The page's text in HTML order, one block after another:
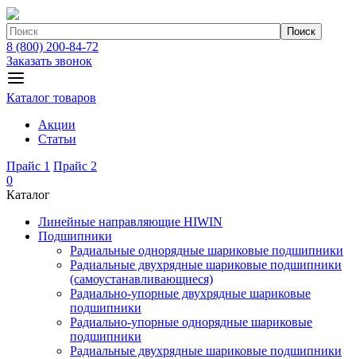
Поиск
8 (800) 200-84-72
Заказать звонок
Каталог товаров
Акции
Статьи
Прайс 1 Прайс 2
0
Каталог
Линейные направляющие HIWIN
Подшипники
Радиальные однорядные шариковые подшипники
Радиальные двухрядные шариковые подшипники
(самоустанавливающиеся)
Радиально-упорные двухрядные шариковые
подшипники
Радиально-упорные однорядные шариковые
подшипники
Радиальные двухрядные шариковые подшипники